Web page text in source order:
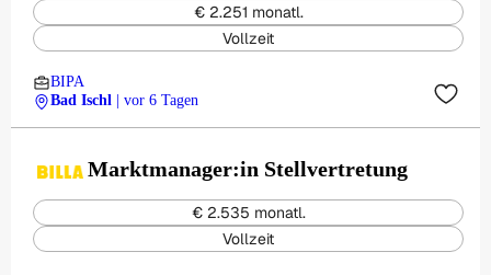
€ 2.251 monatl.
Vollzeit
BIPA
Bad Ischl
| vor 6 Tagen
Marktmanager:in Stellvertretung
€ 2.535 monatl.
Vollzeit